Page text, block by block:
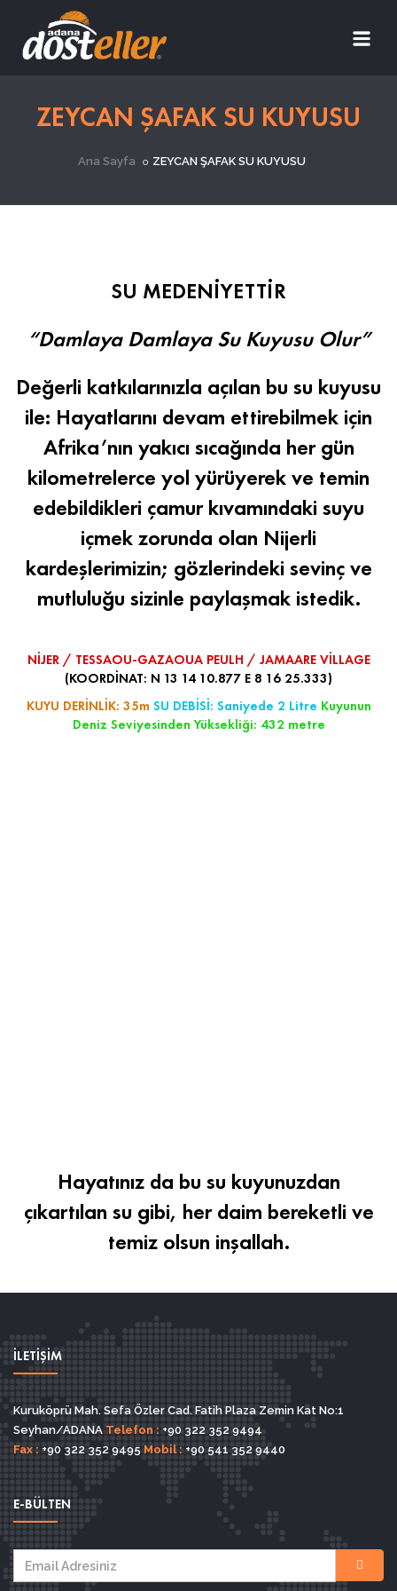
ZEYCAN ŞAFAK SU KUYUSU
Ana Sayfa ZEYCAN ŞAFAK SU KUYUSU
SU MEDENİYETTİR
“Damlaya Damlaya Su Kuyusu Olur”
Değerli katkılarınızla açılan bu su kuyusu
ile: Hayatlarını devam ettirebilmek için
Afrika’nın yakıcı sıcağında her gün
kilometrelerce yol yürüyerek ve temin
edebildikleri çamur kıvamındaki suyu
içmek zorunda olan Nijerli
kardeşlerimizin; gözlerindeki sevinç ve
mutluluğu sizinle paylaşmak istedik.
NİJER / TESSAOU-GAZAOUA PEULH / JAMAARE VİLLAGE
(KOORDİNAT: N 13 14 10.877 E 8 16 25.333)
KUYU DERİNLİK: 35m SU DEBİSİ: Saniyede 2 Litre Kuyunun
Deniz Seviyesinden Yüksekliği: 432 metre
Hayatınız da bu su kuyunuzdan
çıkartılan su gibi, her daim bereketli ve
temiz olsun inşallah.
İLETİŞİM
Kuruköprü Mah. Sefa Özler Cad. Fatih Plaza Zemin Kat No:1
Seyhan/ADANA Telefon : +90 322 352 9494
Fax : +90 322 352 9495 Mobil : +90 541 352 9440
E-BÜLTEN